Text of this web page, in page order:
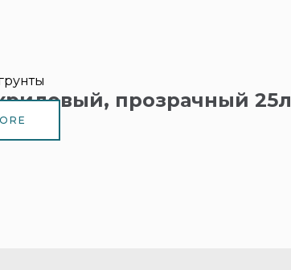
прозрачный 25л